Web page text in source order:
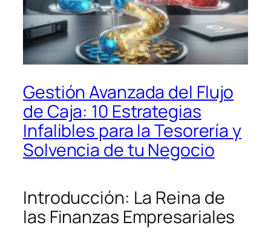
Gestión Avanzada del Flujo
de Caja: 10 Estrategias
Infalibles para la Tesorería y
Solvencia de tu Negocio
Introducción: La Reina de
las Finanzas Empresariales